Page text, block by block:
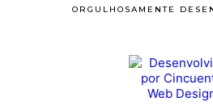
ORGULHOSAMENTE